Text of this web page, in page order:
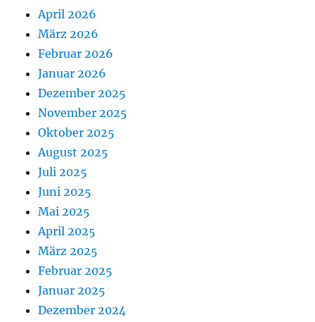
April 2026
März 2026
Februar 2026
Januar 2026
Dezember 2025
November 2025
Oktober 2025
August 2025
Juli 2025
Juni 2025
Mai 2025
April 2025
März 2025
Februar 2025
Januar 2025
Dezember 2024